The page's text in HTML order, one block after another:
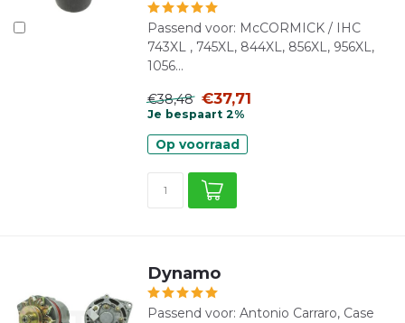
Passend voor: McCORMICK / IHC
743XL , 745XL, 844XL, 856XL, 956XL,
1056...
€38,48 €37,71
Je bespaart 2%
Op voorraad
Dynamo
Passend voor: Antonio Carraro, Case